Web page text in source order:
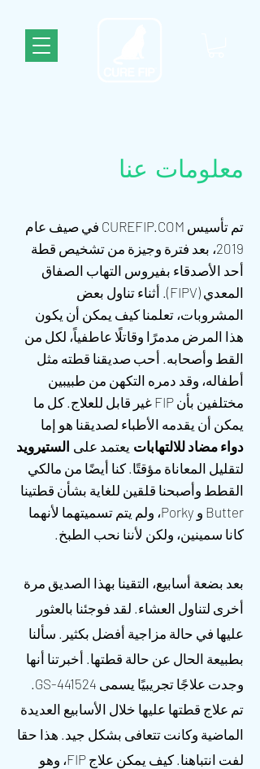
معلومات عنا
تم تأسيس CUREFIP.COM في صيف عام
2019، بعد فترة وجيزة من تشخيص قطة
أحد الأصدقاء بفيروس التهاب الصفاق
المعدي (FIPV). أثناء تناول بعض
المشروبات، تعلمنا كيف يمكن أن يكون
هذا المرض مدمرًا وقاتلًا عاطفياً، لكل من
القط وأصحابه. أحب صديقنا قطته مثل
أطفاله، وقد دمره التكهن من طبيبين
مختلفين بأن FIP غير قابل للعلاج. كل ما
يمكن أن يقدمه الأطباء لصديقنا هو إما
دواء مضاد للالتهابات يعتمد على الستيرويد
لتقليل المعاناة مؤقتًا. كنا أيضًا من مالكي
القطط وأصبحنا قلقين للغاية بشأن قطتينا
Butter و Porky، ولم يتم تسميتهما لأنهما
كانا سمينين، ولكن لأننا نحب الطبخ.
بعد بضعة أسابيع، التقينا بهذا الصديق مرة
أخرى لتناول العشاء. لقد فوجئنا بالعثور
عليها في حالة مزاجية أفضل بكثير. سألنا
بطبيعة الحال عن حالة قطتها. أخبرتنا أنها
وجدت علاجًا تجريبيًا يسمى GS-441524.
تم علاج قطتها عليها خلال الأسابيع العديدة
الماضية وكانت تتعافى بشكل جيد. هذا حقا
لفت انتباهنا. كيف يمكن علاج FIP، وهو